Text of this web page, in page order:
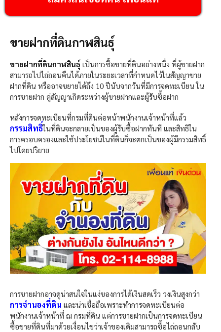
ขายฝากที่ดินกาฬสินธุ์
ขายฝากที่ดินกาฬสินธุ์ เป็นการซื้อขายที่ดินอย่างหนึ่ง ที่ผู้ขายฝาก
สามารถไปไถ่ถอนคืนได้ภายในระยะเวลาที่กำหนดไว้ในสัญญาขาย
ฝากที่ดิน หรืออาจขยายได้ถึง 10 ปีนับจากวันที่มีการจดทะเบียน ใน
การขายฝาก คู่สัญญาเกิดระหว่างผู้ขายฝากและผู้รับซื้อฝาก
หลังการจดทะเบียนที่กรมที่ดินต่อหน้าพนักงานเจ้าหน้าที่แล้ว
กรรมสิทธิ์ในที่ดินจะกลายเป็นของผู้รับซื้อฝากทันที และสิทธิใน
การครอบครองและใช้ประโยชน์ในที่ดินก็จะตกเป็นของผู้มีกรรมสิทธิ์
ไปโดยปริยาย
การขายฝากอาจดูน่าสนใจในแง่ของการได้เงินสดเร็ว วงเงินสูงกว่า
การจำนองที่ดิน และน่าเชื่อถือเพราะทำการจดทะเบียนต่อ
พนักงานเจ้าหน้าที่ ฌ กรมที่ดิน แต่การขายฝากเป็นการจดทะเบียน
ซื้อขายที่ดินที่มาด้วยเงื่อนไขว่าเจ้าของเดิมสามารถซื้อไถ่ถอนกลับ